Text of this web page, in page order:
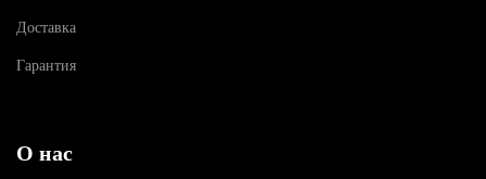
Доставка
Гарантия
О нас